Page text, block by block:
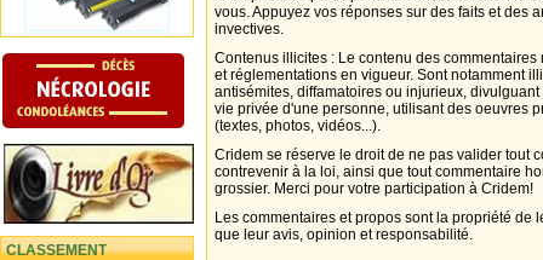
CLASSEMENT
vous. Appuyez vos réponses sur des faits et des
invectives.
Contenus illicites : Le contenu des
et réglementations en vigueur. Sont notamment
antisémites, diffamatoires ou injurieux,
vie privée d'une personne, utilisant des oeuvres
(textes, photos, vidéos...).
Cridem se réserve le droit de ne pas valider tout
contrevenir à la loi, ainsi que tout commentaire
grossier. Merci pour votre participation à Cridem!
Les commentaires et propos sont la propriété de
que leur avis, opinion et responsabilité.